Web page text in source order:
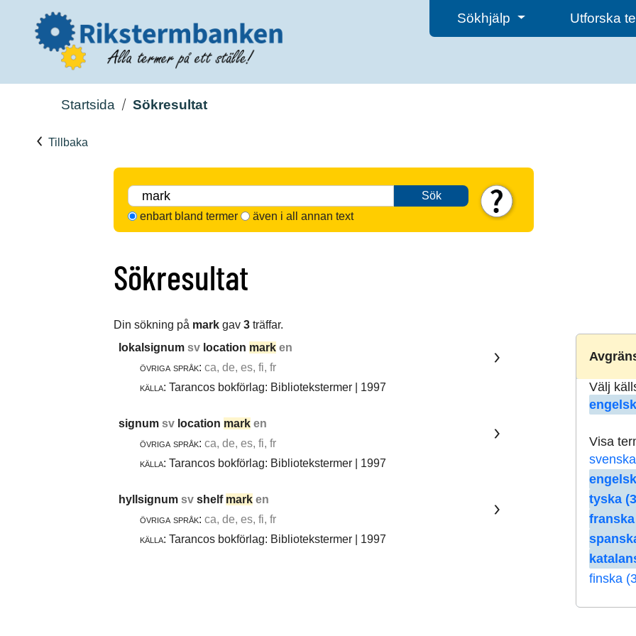
Sökhjälp Utforska
Startsida Sökresultat
Tillbaka
Sök
enbart bland termer
även i all annan text
Sökresultat
Din sökning på mark gav 3 träffar.
Välj
Visa
tyska
franska
finska
lokalsignum sv location mark en
övriga språk: ca, de, es, fi, fr
källa: Tarancos bokförlag: Bibliotekstermer | 1997
signum sv location mark en
övriga språk: ca, de, es, fi, fr
källa: Tarancos bokförlag: Bibliotekstermer | 1997
hyllsignum sv shelf mark en
övriga språk: ca, de, es, fi, fr
källa: Tarancos bokförlag: Bibliotekstermer | 1997